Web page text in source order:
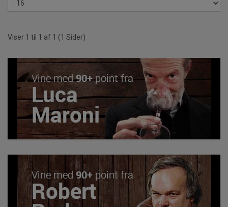
Viser 1 til 1 af 1 (1 Sider)